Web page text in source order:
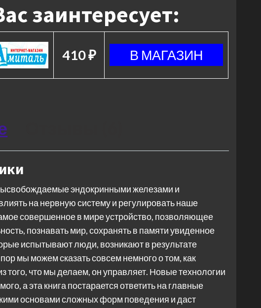
заинтересует:
410 ₽
эндокринными железами и
на нервную систему и регулировать наше
совершенное в мире устройство, позволяющее
познавать мир, сохранять в памяти увиденное
испытывают люди, возникают в результате
мы можем сказать совсем немного о том, как
того, что мы делаем, он управляет. Новые технологии
а эта книга постарается ответить на главные
основами сложных форм поведения и даст